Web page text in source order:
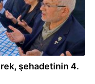
şehadetinin 4.